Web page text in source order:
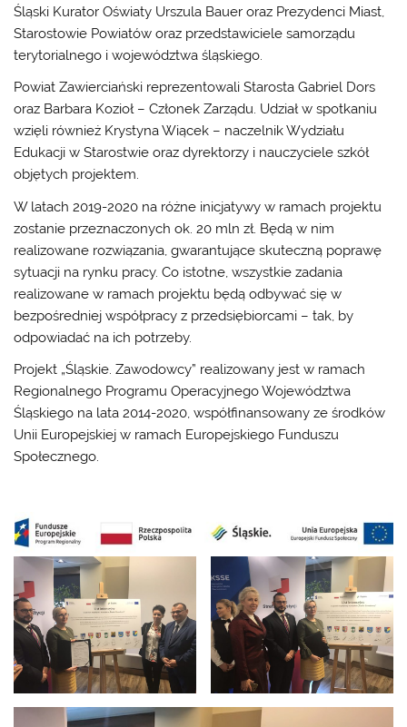
Śląski Kurator Oświaty Urszula Bauer oraz Prezydenci Miast,
Starostowie Powiatów oraz przedstawiciele samorządu
terytorialnego i województwa śląskiego.
Powiat Zawierciański reprezentowali Starosta Gabriel Dors
oraz Barbara Kozioł – Członek Zarządu. Udział w spotkaniu
wzięli również Krystyna Wiącek – naczelnik Wydziału
Edukacji w Starostwie oraz dyrektorzy i nauczyciele szkół
objętych projektem.
W latach 2019-2020 na różne inicjatywy w ramach projektu
zostanie przeznaczonych ok. 20 mln zł. Będą w nim
realizowane rozwiązania, gwarantujące skuteczną poprawę
sytuacji na rynku pracy. Co istotne, wszystkie zadania
realizowane w ramach projektu będą odbywać się w
bezpośredniej współpracy z przedsiębiorcami – tak, by
odpowiadać na ich potrzeby.
Projekt „Śląskie. Zawodowcy” realizowany jest w ramach
Regionalnego Programu Operacyjnego Województwa
Śląskiego na lata 2014-2020, współfinansowany ze środków
Unii Europejskiej w ramach Europejskiego Funduszu
Społecznego.